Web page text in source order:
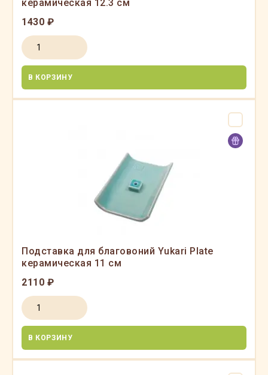
керамическая 12.3 см
1430 ₽
В КОРЗИНУ
Подставка для благовоний Yukari Plate
керамическая 11 см
2110 ₽
В КОРЗИНУ